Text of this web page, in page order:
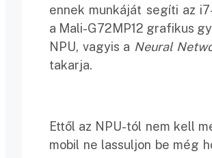
ennek munkáját segíti az
a Mali-G72MP12 grafikus
NPU, vagyis a Neural
takarja.
Ettől az NPU-tól nem kell
mobil ne lassuljon be még